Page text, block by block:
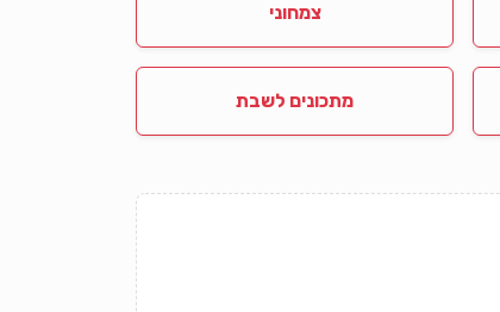
צמחוני
מתכונים לשבת